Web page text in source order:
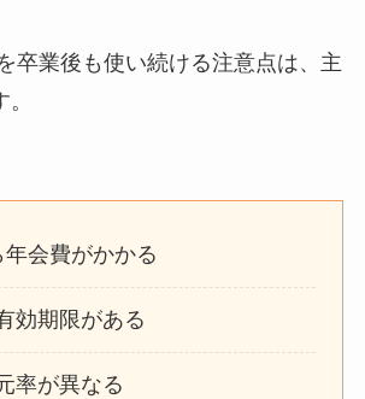
卒業後も使い続ける注意点は、主
会費がかかる
効期限がある
率が異なる